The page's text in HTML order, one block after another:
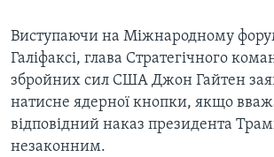
ПОГЛЯД З ВАШИНГТОНА
Мови
Виступаючи на Міжнародному
Галіфаксі, глава Стратегічного
збройних сил США Джон Гайтен
натисне ядерної кнопки, якщо
відповідний наказ президента
незаконним.